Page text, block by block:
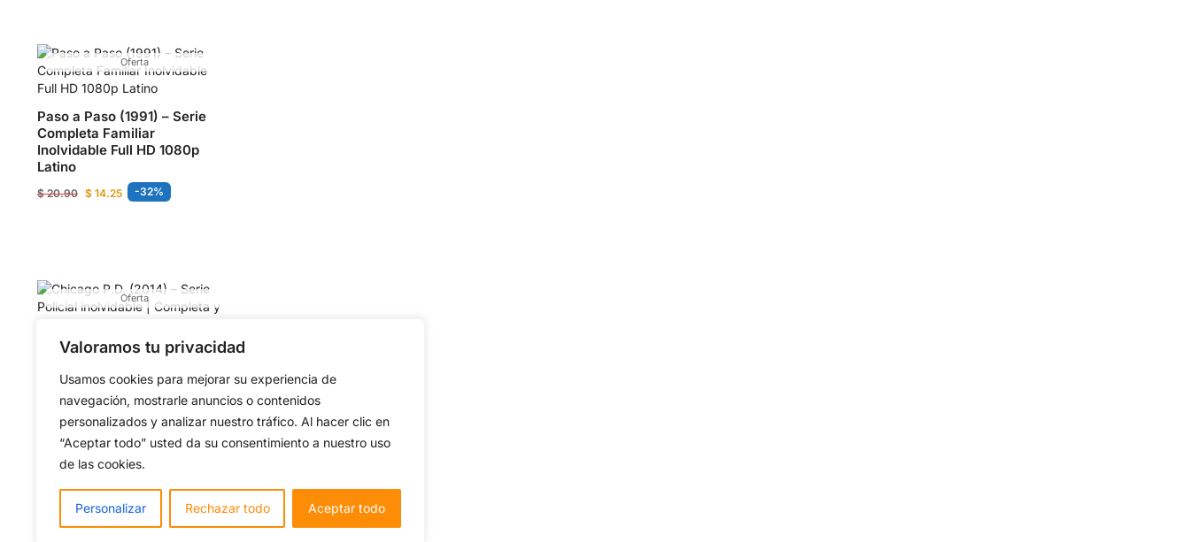
Valoramos tu privacidad
Usamos cookies para mejorar su experiencia de
navegación, mostrarle anuncios o contenidos
personalizados y analizar nuestro tráfico. Al hacer clic en
“Aceptar todo” usted da su consentimiento a nuestro uso
de las cookies.
Personalizar Rechazar todo Aceptar todo
Oferta
Paso a Paso (1991) – Serie
Completa Familiar
Inolvidable Full HD 1080p
Latino
$20.90 $14.25 -32%
Oferta
Chicago P.D. (2014) – Serie
Completa y Actualizada
Latino 1080p
21.00 $15.25 -27%